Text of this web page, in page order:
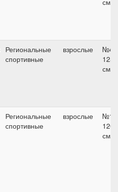
см
Региональные
спортивные
взрослые
№4,
125
см
Региональные
спортивные
взрослые
№1,
120
см